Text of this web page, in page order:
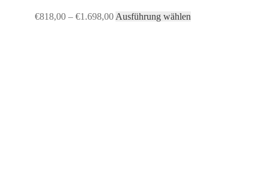
€818,00 – €1.698,00 Ausführung wählen